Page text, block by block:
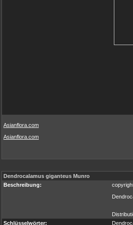
Asianflora.com
Asianflora.com
Dendrocalamus giganteus Munro
Beschreibung:
Schlüsselwörter: